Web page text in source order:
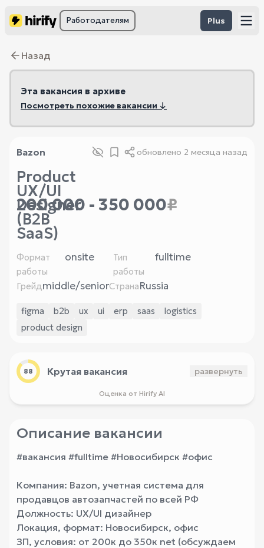
Работодателям Plus
Назад
Эта вакансия в архиве
Посмотреть похожие вакансии ↓
Bazon обновлено 2 месяца назад
Product
UX/UI
Designer
(B2B
SaaS)
200 000 - 350 000₽
Формат
работы
onsite
Тип
работы
fulltime
Грейдmiddle/seniorСтранаRussia
figma b2b ux ui erp saas
logistics
product design
88 Крутая вакансия развернуть
Оценка от Hirify AI
Описание вакансии
#вакансия #fulltime #Новосибирск #офис
Компания: Bazon, учетная система для
продавцов автозапчастей по всей РФ
Должность: UX/UI дизайнер
Локация, формат: Новосибирск, офис
ЗП, условия: от 200к до 350к net (обсуждаем